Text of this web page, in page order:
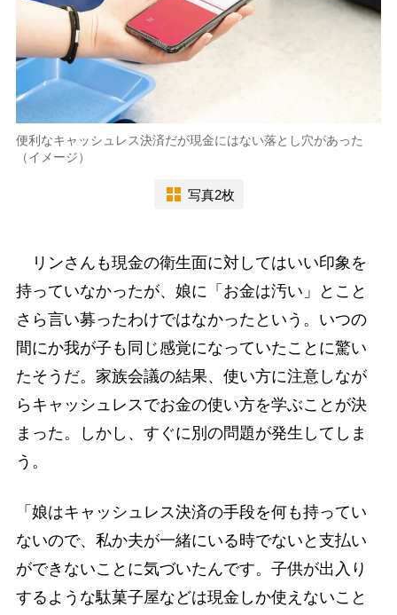
便利なキャッシュレス決済だが現金にはない落とし穴があった
（イメージ）
写真2枚
リンさんも現金の衛生面に対してはいい印象を
持っていなかったが、娘に「お金は汚い」とこと
さら言い募ったわけではなかったという。いつの
間にか我が子も同じ感覚になっていたことに驚い
たそうだ。家族会議の結果、使い方に注意しなが
らキャッシュレスでお金の使い方を学ぶことが決
まった。しかし、すぐに別の問題が発生してしま
う。
「娘はキャッシュレス決済の手段を何も持ってい
ないので、私か夫が一緒にいる時でないと支払い
ができないことに気づいたんです。子供が出入り
するような駄菓子屋などは現金しか使えないこと